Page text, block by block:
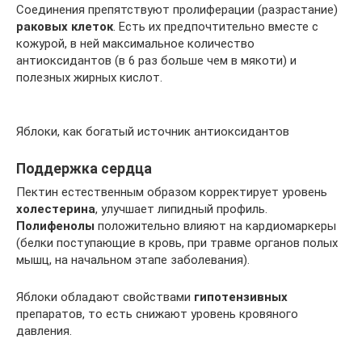
Соединения препятствуют пролиферации (разрастание)
раковых клеток. Есть их предпочтительно вместе с
кожурой, в ней максимальное количество
антиоксидантов (в 6 раз больше чем в мякоти) и
полезных жирных кислот.
Яблоки, как богатый источник антиоксидантов
Поддержка сердца
Пектин естественным образом корректирует уровень
холестерина, улучшает липидный профиль.
Полифенолы положительно влияют на кардиомаркеры
(белки поступающие в кровь, при травме органов полых
мышц, на начальном этапе заболевания).
Яблоки обладают свойствами гипотензивных
препаратов, то есть снижают уровень кровяного
давления.